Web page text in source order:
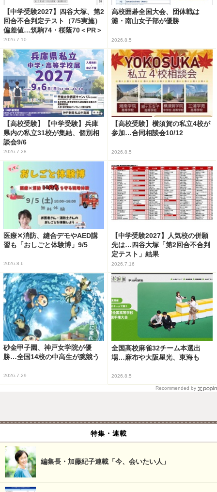
【中学受験2027】四谷大塚、第2
回合不合判定テスト（7/5実施）
偏差値…筑駒74・桜蔭70＜PR＞
2026.7.10
高校囲碁全国大会、団体戦は
灘・南山女子部が優勝
2026.8.5
【高校受験】【中学受験】兵庫
県内の私立31校が集結、個別相
談会9/6
2026.7.28
【高校受験】横須賀の私立4校が
参加…合同相談会10/12
2026.8.5
医療✕消防、縫合デモやAED講
習も「おしごと体験博」9/5
2026.8.6
【中学受験2027】人気校の併願
先は…四谷大塚「第2回合不合判
定テスト」結果
2026.7.16
砂金甲子園、神戸女学院が優
勝…全国14校の中高生が腕競う
2026.7.29
全国高校麻雀32チーム本選出
場…麻布や大阪星光、東海も
2026.8.5
Recommended by
特集・連載
編集長・加藤紀子連載「今、会いたい人」